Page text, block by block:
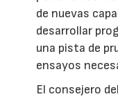
de nuevas
desarrollar
una pista de
ensayos
El consejero